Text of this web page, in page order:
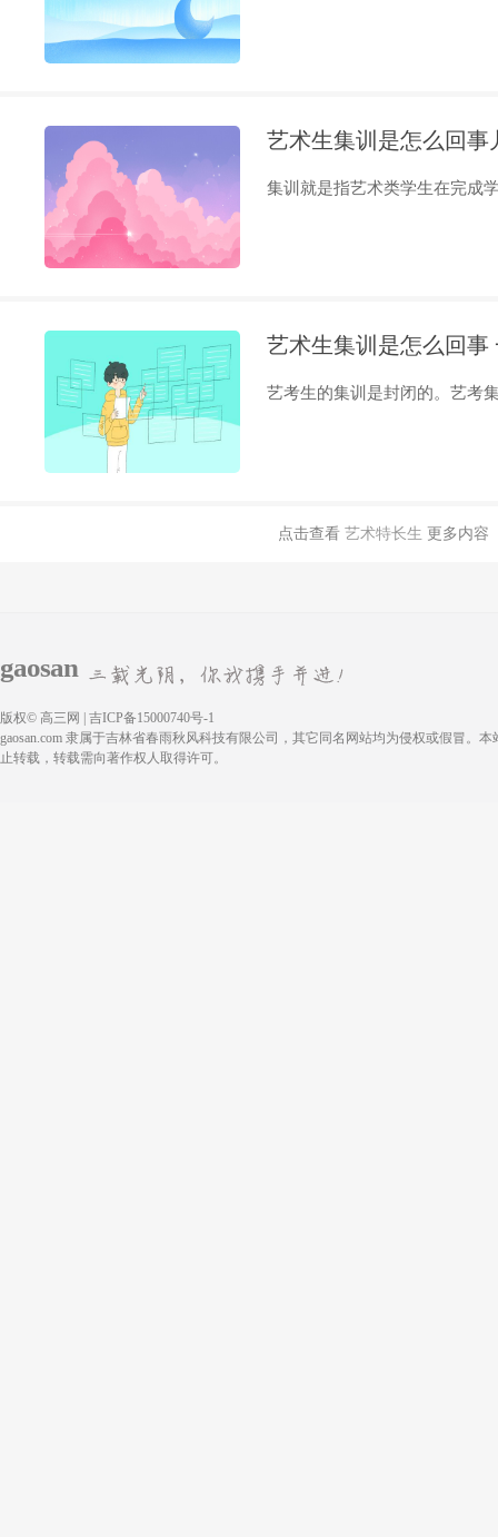
艺术生集训是怎么回事
集训就是指艺术类学生在完成
艺术生集训是怎么回事
艺考生的集训是封闭的。艺考
点击查看 艺术特长生 更多内容
gaosan
版权© 高三网 | 吉ICP备15000740号-1
gaosan.com 隶属于吉林省春雨秋风科技有限公司，其它同名网站均为侵权或假冒。本
止转载，转载需向著作权人取得许可。